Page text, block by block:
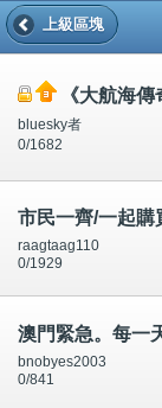
上級區塊
《大航海
bluesky者
0/1682
raagtaag110
0/1929
bnobyes2003
0/841